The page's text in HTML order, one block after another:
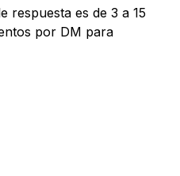
respuesta es de 3 a 15
por DM para